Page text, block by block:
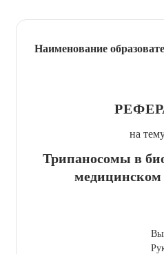
Наименование
на
Трипаносомы в
медицинском